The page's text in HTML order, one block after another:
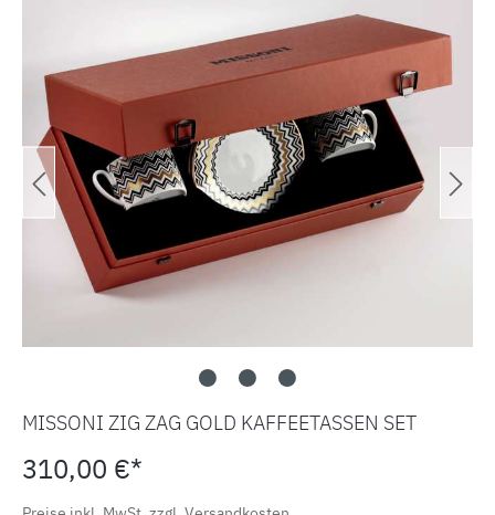
MISSONI ZIG ZAG GOLD KAFFEETASSEN SET
310,00 €*